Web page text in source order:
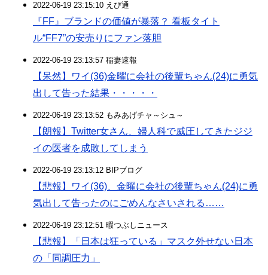
2022-06-19 23:15:10 えび通
『FF』ブランドの価値が暴落？ 看板タイト
ル“FF7”の安売りにファン落胆
2022-06-19 23:13:57 稲妻速報
【呆然】ワイ(36)金曜に会社の後輩ちゃん(24)に勇気
出して告った結果・・・・・
2022-06-19 23:13:52 もみあげチャ～シュ～
【朗報】Twitter女さん、婦人科で威圧してきたジジ
イの医者を成敗してしまう
2022-06-19 23:13:12 BIPブログ
【悲報】ワイ(36)、金曜に会社の後輩ちゃん(24)に勇
気出して告ったのにごめんなさいされる……
2022-06-19 23:12:51 暇つぶしニュース
【悲報】「日本は狂っている」マスク外せない日本
の「同調圧力」